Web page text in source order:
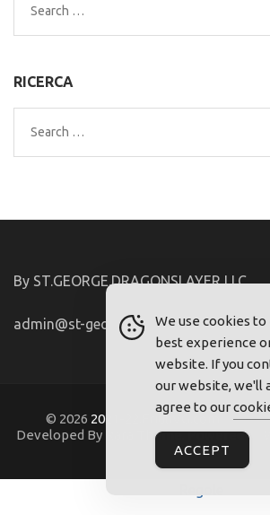
Search
for:
RICERCA
Search
for:
By ST.GEORGE.DRAGONSLAYER LLC
admin@st-george-dragonslayer.com
© 2026 2021-22.FriuliVG.com
. Metro
Developed By
Rara Theme. Powered by
We use cookies
best experience
website. If you
our website, we'll
agree to our
ACCEPT